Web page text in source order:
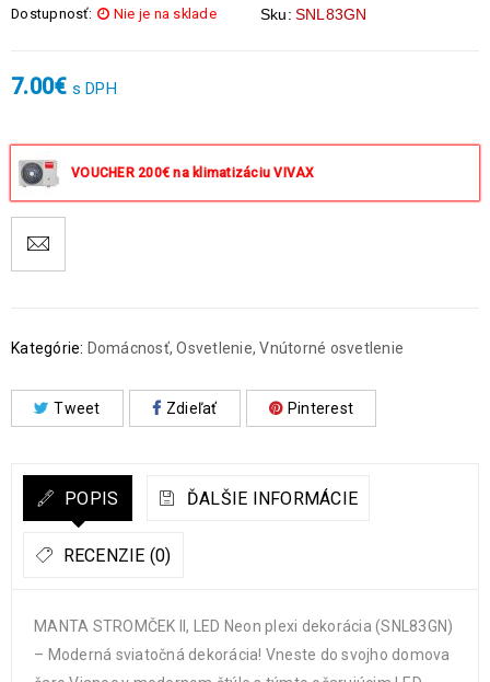
Dostupnosť: Nie je na sklade Sku: SNL83GN
7.00€ s DPH
VOUCHER 200€ na klimatizáciu VIVAX
Kategórie: Domácnosť,Osvetlenie,Vnútorné osvetlenie
Tweet Zdieľať Pinterest
POPIS ĎALŠIE INFORMÁCIE
RECENZIE (0)
MANTA STROMČEK II, LED Neon plexi dekorácia (SNL83GN)
– Moderná sviatočná dekorácia! Vneste do svojho domova